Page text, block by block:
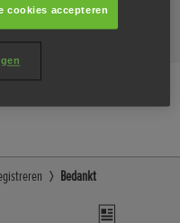
Bedankt
cookies accepteren